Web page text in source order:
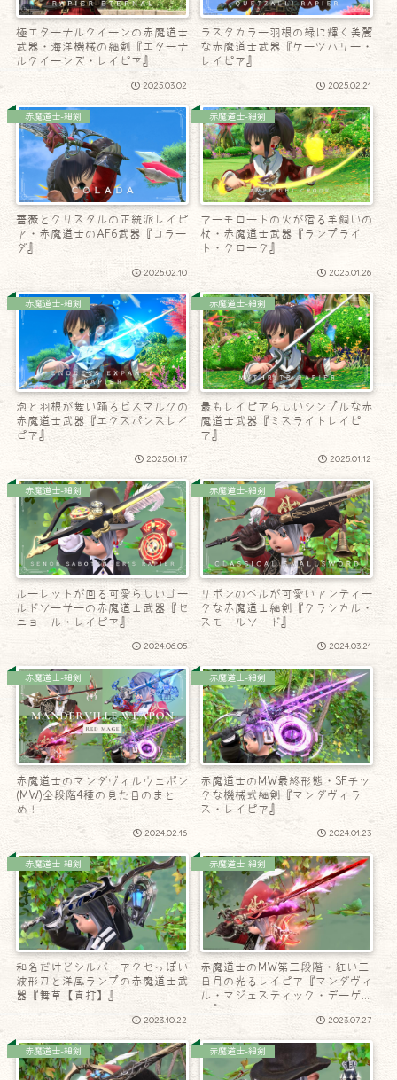
極エターナルクイーンの赤魔道士
武器・海洋機械の細剣『エターナ
ルクイーンズ・レイピア』
2025.03.02
ラスタカラー羽根の緑に輝く美麗
な赤魔道士武器『ケーツハリー・
レイピア』
2025.02.21
赤魔道士-細剣
薔薇とクリスタルの正統派レイピ
ア・赤魔道士のAF6武器『コラー
ダ』
2025.02.10
赤魔道士-細剣
アーモロートの火が宿る羊飼いの
杖・赤魔道士武器『ランプライ
ト・クローク』
2025.01.26
赤魔道士-細剣
泡と羽根が舞い踊るビスマルクの
赤魔道士武器『エクスパンスレイ
ピア』
2025.01.17
赤魔道士-細剣
最もレイピアらしいシンプルな赤
魔道士武器『ミスライトレイピ
ア』
2025.01.12
赤魔道士-細剣
ルーレットが回る可愛らしいゴー
ルドソーサーの赤魔道士武器『セ
ニョール・レイピア』
2024.06.05
赤魔道士-細剣
リボンのベルが可愛いアンティー
クな赤魔道士細剣『クラシカル・
スモールソード』
2024.03.21
赤魔道士-細剣
赤魔道士のマンダヴィルウェポン
(MW)全段階4種の見た目のまと
め！
2024.02.16
赤魔道士-細剣
赤魔道士のMW最終形態・SFチッ
クな機械式細剣『マンダヴィラ
ス・レイピア』
2024.01.23
赤魔道士-細剣
和名だけどシルバーアクセっぽい
波形刀と洋風ランプの赤魔道士武
器『舞草【真打】』
2023.10.22
赤魔道士-細剣
赤魔道士のMW第三段階・紅い三
日月の光るレイピア『マンダヴィ
ル・マジェスティック・デーゲ
ン』
2023.07.27
赤魔道士-細剣 赤魔道士-細剣